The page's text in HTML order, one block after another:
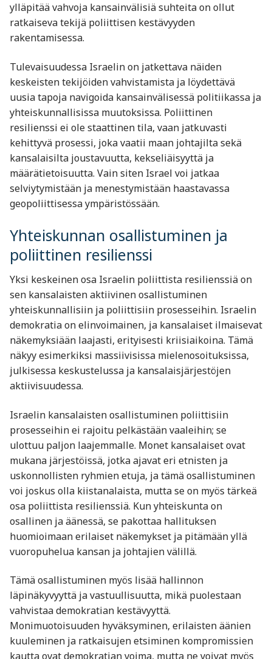
ylläpitää vahvoja kansainvälisiä suhteita on ollut
ratkaiseva tekijä poliittisen kestävyyden
rakentamisessa.
Tulevaisuudessa Israelin on jatkettava näiden
keskeisten tekijöiden vahvistamista ja löydettävä
uusia tapoja navigoida kansainvälisessä politiikassa ja
yhteiskunnallisissa muutoksissa. Poliittinen
resilienssi ei ole staattinen tila, vaan jatkuvasti
kehittyvä prosessi, joka vaatii maan johtajilta sekä
kansalaisilta joustavuutta, kekseliäisyyttä ja
määrätietoisuutta. Vain siten Israel voi jatkaa
selviytymistään ja menestymistään haastavassa
geopoliittisessa ympäristössään.
Yhteiskunnan osallistuminen ja
poliittinen resilienssi
Yksi keskeinen osa Israelin poliittista resilienssiä on
sen kansalaisten aktiivinen osallistuminen
yhteiskunnallisiin ja poliittisiin prosesseihin. Israelin
demokratia on elinvoimainen, ja kansalaiset ilmaisevat
näkemyksiään laajasti, erityisesti kriisiaikoina. Tämä
näkyy esimerkiksi massiivisissa mielenosoituksissa,
julkisessa keskustelussa ja kansalaisjärjestöjen
aktiivisuudessa.
Israelin kansalaisten osallistuminen poliittisiin
prosesseihin ei rajoitu pelkästään vaaleihin; se
ulottuu paljon laajemmalle. Monet kansalaiset ovat
mukana järjestöissä, jotka ajavat eri etnisten ja
uskonnollisten ryhmien etuja, ja tämä osallistuminen
voi joskus olla kiistanalaista, mutta se on myös tärkeä
osa poliittista resilienssiä. Kun yhteiskunta on
osallinen ja äänessä, se pakottaa hallituksen
huomioimaan erilaiset näkemykset ja pitämään yllä
vuoropuhelua kansan ja johtajien välillä.
Tämä osallistuminen myös lisää hallinnon
läpinäkyvyyttä ja vastuullisuutta, mikä puolestaan
vahvistaa demokratian kestävyyttä.
Monimuotoisuuden hyväksyminen, erilaisten äänien
kuuleminen ja ratkaisujen etsiminen kompromissien
kautta ovat demokratian voima, mutta ne voivat myös